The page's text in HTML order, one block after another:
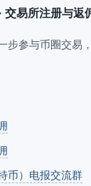
交易所注册与返
步参与币圈交易
币）电报交流群